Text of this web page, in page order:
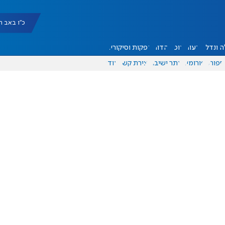
כ"ו באב
ונדל"ן דעות אוכל יהדות הפקות וסיקורים
ספורט פורומים אתר ישיבה יצירת קשר עוד